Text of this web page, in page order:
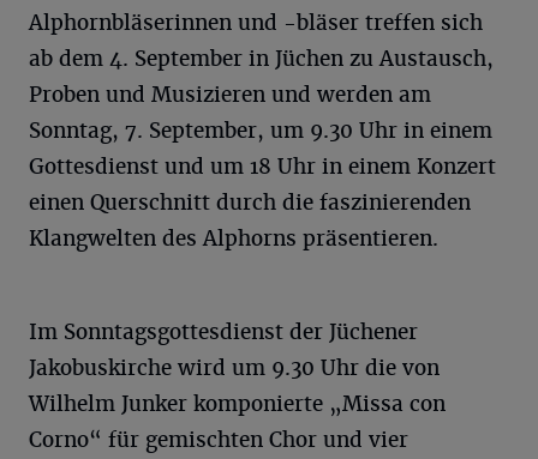
Alphornbläserinnen und -bläser treffen sich
ab dem 4. September in Jüchen zu Austausch,
Proben und Musizieren und werden am
Sonntag, 7. September, um 9.30 Uhr in einem
Gottesdienst und um 18 Uhr in einem Konzert
einen Querschnitt durch die faszinierenden
Klangwelten des Alphorns präsentieren.
Im Sonntagsgottesdienst der Jüchener
Jakobuskirche wird um 9.30 Uhr die von
Wilhelm Junker komponierte „Missa con
Corno“ für gemischten Chor und vier